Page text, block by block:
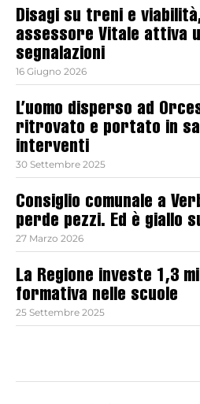
Disagi su treni e
assessore Vitale attiva
segnalazioni
16 Giugno 2026
L’uomo disperso ad
ritrovato e portato in
interventi
30 Settembre 2025
Consiglio comunale a
perde pezzi. Ed è giallo
27 Marzo 2026
La Regione investe 1,3
formativa nelle scuole
25 Settembre 2025